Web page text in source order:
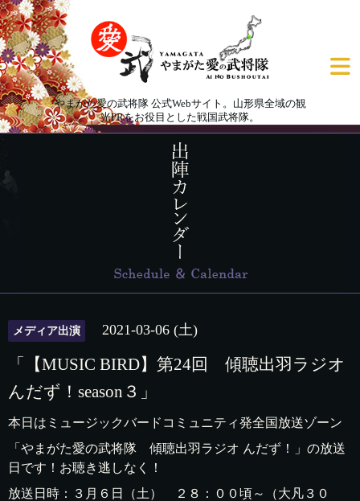
やまがた愛の武将隊 公式Webサイト。山形県全域の観
光PRをお役目とした戦国武将隊。
メディア出演 2021-03-06 (土)
「【MUSIC BIRD】第24回 傾聴出羽ラジオ
んだず！season３」
本日はミュージックバードコミュニティ発全国放送ゾーン
「やまがた愛の武将隊 傾聴出羽ラジオ んだず！」の放送
日です！お聴き逃しなく！
放送日時：３月６日（土） ２８：００頃～（大凡３０